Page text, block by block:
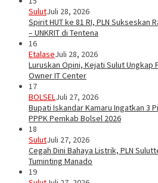
SulutJuli 28, 2026
Spirit HUT ke 81 RI, PLN Sukseskan
– UNKRIT di Tentena
16
EtalaseJuli 28, 2026
Luruskan Opini, Kejati Sulut Ungkap
Owner IT Center
17
BOLSELJuli 27, 2026
Bupati Iskandar Kamaru Ingatkan 3
PPPK Pemkab Bolsel 2026
18
SulutJuli 27, 2026
Cegah Dini Bahaya Listrik, PLN
Tuminting Manado
19